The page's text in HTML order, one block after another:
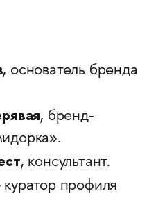
, основатель бренда
, бренд-
, консультант.
профиля